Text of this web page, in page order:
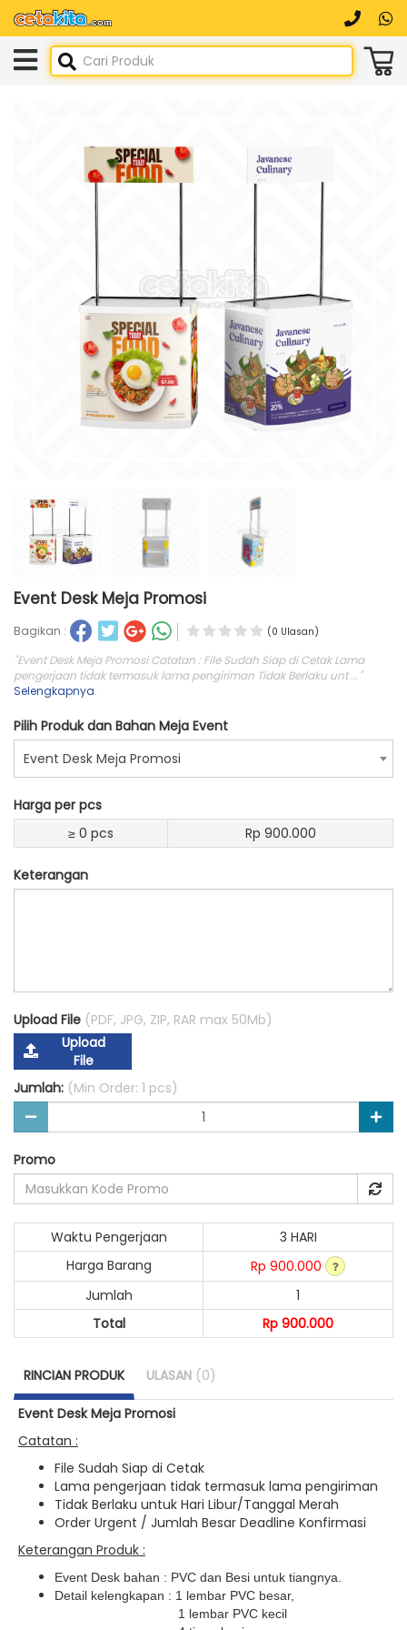
Event Desk Meja Promosi
Bagikan : (0 Ulasan)
"Event Desk Meja Promosi Catatan : File Sudah Siap di Cetak Lama
pengerjaan tidak termasuk lama pengiriman Tidak Berlaku unt ..."
Selengkapnya.
Pilih Produk dan Bahan Meja Event
Event Desk Meja Promosi
Harga per pcs
≥ 0 pcs
Rp 900.000
Keterangan
Upload File (PDF, JPG, ZIP, RAR max 50Mb)
Upload
File
Jumlah: (Min Order: 1 pcs)
Promo
Waktu Pengerjaan
3 HARI
Harga Barang
Rp 900.000
Jumlah
1
Total
Rp 900.000
RINCIAN PRODUK ULASAN (0)
Event Desk Meja Promosi
Catatan :
File Sudah Siap di Cetak
Lama pengerjaan tidak termasuk lama pengiriman
Tidak Berlaku untuk Hari Libur/Tanggal Merah
Order Urgent / Jumlah Besar Deadline Konfirmasi
Keterangan Produk :
Event Desk bahan : PVC dan Besi untuk tiangnya.
Detail kelengkapan : 1 lembar PVC besar,
1 lembar PVC kecil